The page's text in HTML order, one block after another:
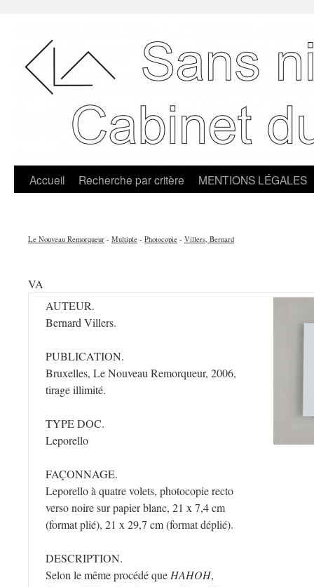
Accueil Recherche par critère MENTIONS LÉGALES
Le Nouveau Remorqueur - Multiple - Photocopie - Villers, Bernard
VA
AUTEUR.
Bernard Villers.
PUBLICATION.
Bruxelles, Le Nouveau Remorqueur, 2006,
tirage illimité.
TYPE DOC.
Leporello
FAÇONNAGE.
Leporello à quatre volets, photocopie recto
verso noire sur papier blanc, 21 x 7,4 cm
(format plié), 21 x 29,7 cm (format déplié).
DESCRIPTION.
Selon le même procédé que HAHOH,